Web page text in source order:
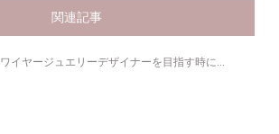
関連記事
ワイヤージュエリーデザイナーを目指す時に...